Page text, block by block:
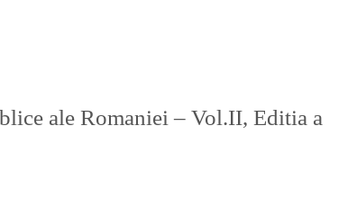
ale Romaniei – Vol.II, Editia a